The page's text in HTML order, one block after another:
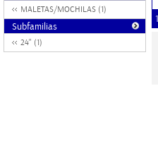
MALETAS/MOCHILAS (1)
Subfamilias
24" (1)